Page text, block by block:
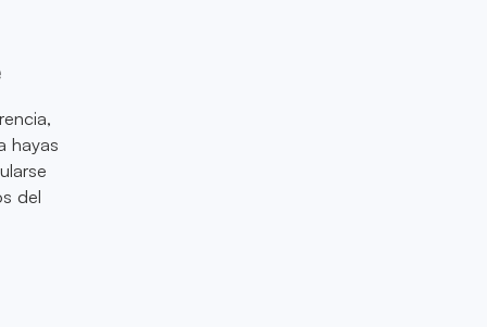
hayas
del